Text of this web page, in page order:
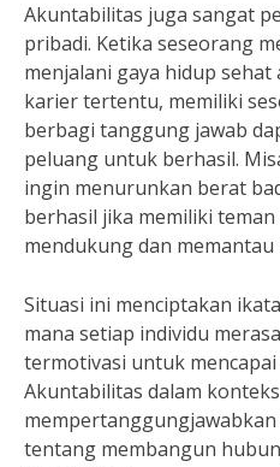
Akuntabilitas juga sangat
pribadi. Ketika seseorang
menjalani gaya hidup
karier tertentu, memiliki
berbagi tanggung jawab
peluang untuk berhasil.
ingin menurunkan berat
berhasil jika memiliki
mendukung dan memantau
Situasi ini menciptakan
mana setiap individu
termotivasi untuk
Akuntabilitas dalam
tentang membangun